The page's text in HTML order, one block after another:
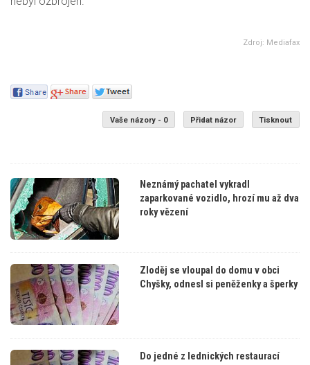
Zdroj: Mediafax
Vaše názory - 0 Přidat názor Tisknout
Neznámý pachatel vykradl
zaparkované vozidlo, hrozí mu až dva
roky vězení
Zloděj se vloupal do domu v obci
Chyšky, odnesl si peněženky a šperky
Do jedné z lednických restaurací